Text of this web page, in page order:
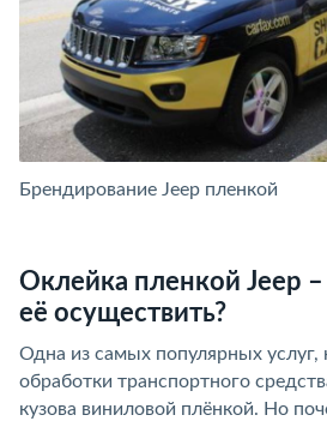
Брендирование Jeep пленкой
Оклейка пленкой Jeep
её осуществить?
Одна из самых популярных услуг,
обработки транспортного
кузова виниловой плёнкой. Но